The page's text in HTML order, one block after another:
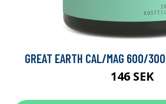
GREAT EARTH CAL/MAG 600/
146 SEK